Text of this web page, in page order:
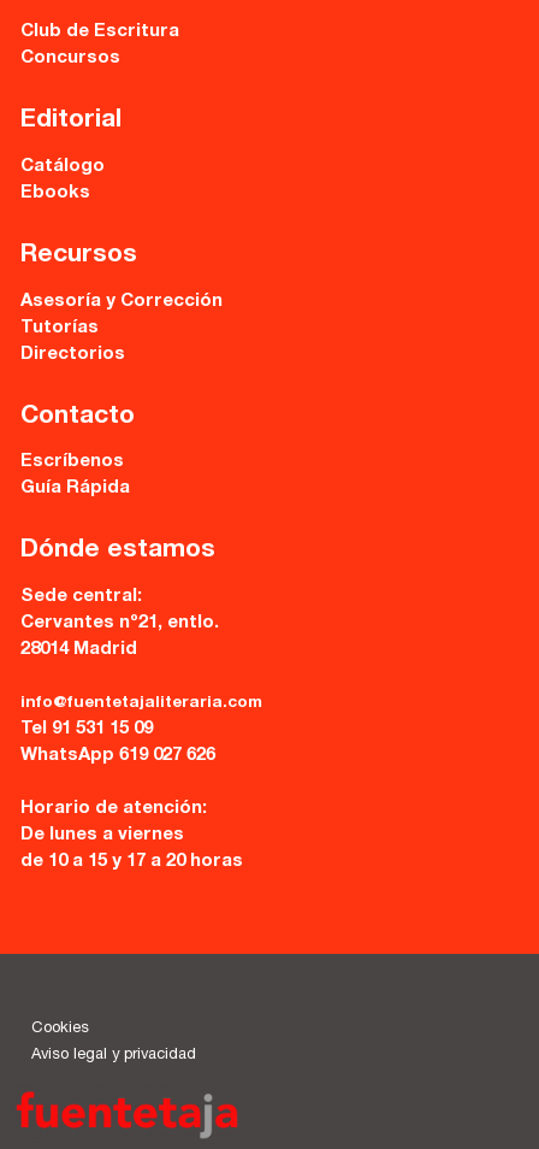
Sede central:
info@fuentetajaliteraria.com
Tel 91 531 15 09
Horario de atención:
De lunes a viernes
de 10 a 15 y 17 a 20 horas
Club de Escritura
Concursos
Editorial
Catálogo
Ebooks
Recursos
Asesoría y Corrección
Tutorías
Directorios
Contacto
Escríbenos
Guía Rápida
Dónde estamos
Sede central:
Cervantes nº21, entlo.
28014 Madrid
info@fuentetajaliteraria.com
Tel 91 531 15 09
WhatsApp 619 027 626
Horario de atención:
De lunes a viernes
de 10 a 15 y 17 a 20 horas
Cookies
Aviso legal y privacidad